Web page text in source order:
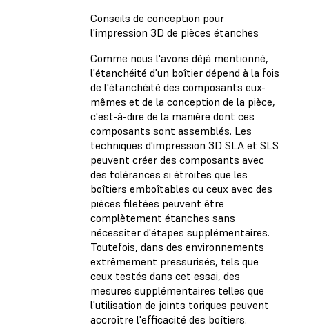
Conseils de conception pour
l'impression 3D de pièces étanches
Comme nous l'avons déjà mentionné,
l'étanchéité d'un boîtier dépend à la fois
de l'étanchéité des composants eux-
mêmes et de la conception de la pièce,
c'est-à-dire de la manière dont ces
composants sont assemblés. Les
techniques d'impression 3D SLA et SLS
peuvent créer des composants avec
des tolérances si étroites que les
boîtiers emboîtables ou ceux avec des
pièces filetées peuvent être
complètement étanches sans
nécessiter d'étapes supplémentaires.
Toutefois, dans des environnements
extrêmement pressurisés, tels que
ceux testés dans cet essai, des
mesures supplémentaires telles que
l'utilisation de joints toriques peuvent
accroître l'efficacité des boîtiers.